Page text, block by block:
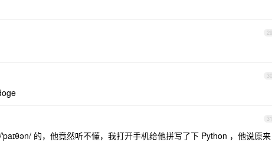
29
30
31
的，他竟然听不懂，我打开手机给他拼写了下 Python ，他说原来